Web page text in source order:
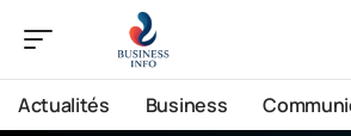
Actualités Business